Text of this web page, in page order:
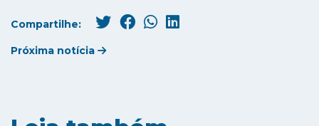
Compartilhe:
Próxima notícia